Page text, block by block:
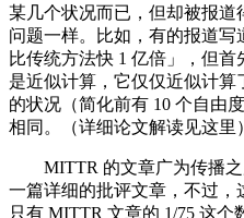
某几个状况而已，但却被报
问题一样。比如，有的报道
比传统方法快 1 亿倍」，但
是近似计算，它仅仅近似计
的状况（简化前有 10 个自由
相同。（详细论文解读见这里）
MITTR 的文章广为传播之
一篇详细的批评文章，不过
只有 MITTR 文章的 1/75 这个